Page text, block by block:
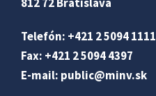
Telefón: +421 2 5094 1111
Fax: +421 2 5094 4397
E-mail: public@minv.sk